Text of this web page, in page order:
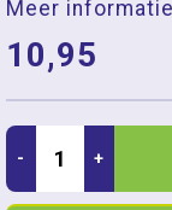
Meer informatie
10,95
- +